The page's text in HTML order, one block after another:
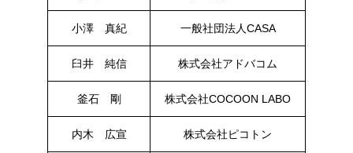
小澤 真紀 一般社団法人CASA
臼井 純信 株式会社アドバコム
釜石 剛 株式会社COCOON LABO
内木 広宣 株式会社ピコトン